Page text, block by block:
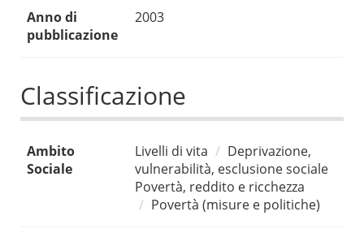
Anno di
pubblicazione
2003
Classificazione
Ambito
Sociale
Livelli di vita
Deprivazione,
vulnerabilità, esclusione sociale
Povertà, reddito e ricchezza
Povertà (misure e politiche)